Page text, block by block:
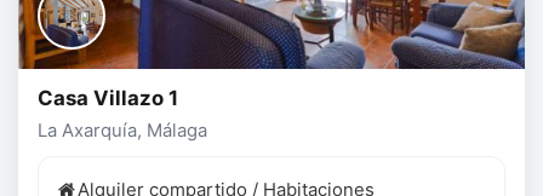
Casa Villazo 1
La Axarquía, Málaga
Alquiler compartido / Habitaciones